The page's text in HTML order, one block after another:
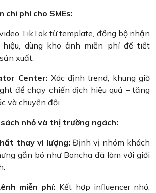
chi phí cho SMEs:
TikTok từ template, đồng bộ nhận
hiệu, dùng kho ảnh miễn phí để tiết
xuất.
Center: Xác định trend, khung giờ
để chạy chiến dịch hiệu quả – tăng
và chuyển đổi.
nhỏ và thị trường ngách:
thay vì lượng: Định vị nhóm khách
gắn bó như Boncha đã làm với giới
miễn phí: Kết hợp influencer nhỏ,